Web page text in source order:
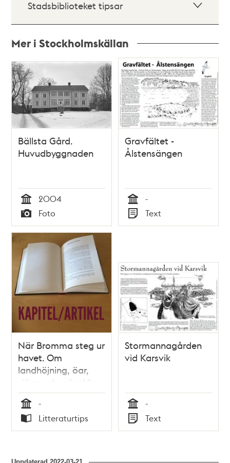
Stadsbiblioteket tipsar
Mer i Stockholmskällan
Relaterade
poster
och
teman
Bällsta Gård.
Huvudbyggnaden
Tid
2004
Typ
Foto
Gravfältet -
Ålstensängen
Tid
-
Typ
Text
När Bromma steg ur
havet. Om
landhöjning, öar,
sjöar och mänsklig
kolonisation i det
forntida Bromma /
Mats Hansson
Tid
-
Typ
Litteraturtips
Stormannagården
vid Karsvik
Tid
-
Typ
Text